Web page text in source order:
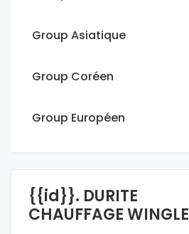
Group Asiatique
Group Coréen
Group Européen
{{id}}. DURITE
CHAUFFAGE WINGLE